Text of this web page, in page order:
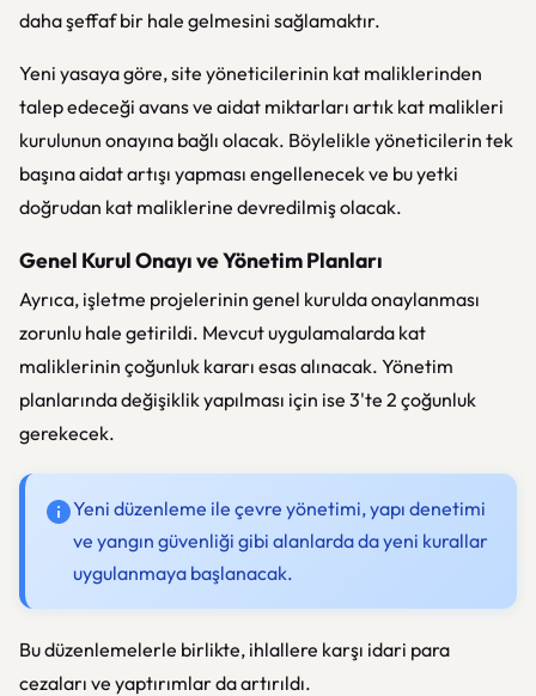
daha şeffaf bir hale gelmesini sağlamaktır.
Yeni yasaya göre, site yöneticilerinin kat maliklerinden
talep edeceği avans ve aidat miktarları artık kat malikleri
kurulunun onayına bağlı olacak. Böylelikle yöneticilerin tek
başına aidat artışı yapması engellenecek ve bu yetki
doğrudan kat maliklerine devredilmiş olacak.
Genel Kurul Onayı ve Yönetim Planları
Ayrıca, işletme projelerinin genel kurulda onaylanması
zorunlu hale getirildi. Mevcut uygulamalarda kat
maliklerinin çoğunluk kararı esas alınacak. Yönetim
planlarında değişiklik yapılması için ise 3'te 2 çoğunluk
gerekecek.
Yeni düzenleme ile çevre yönetimi, yapı denetimi
ve yangın güvenliği gibi alanlarda da yeni kurallar
uygulanmaya başlanacak.
Bu düzenlemelerle birlikte, ihlallere karşı idari para
cezaları ve yaptırımlar da artırıldı.